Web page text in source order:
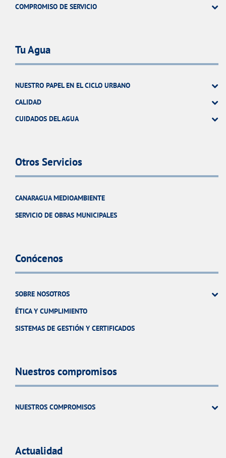
COMPROMISO DE SERVICIO
Tu Agua
NUESTRO PAPEL EN EL CICLO URBANO
CALIDAD
CUIDADOS DEL AGUA
Otros Servicios
CANARAGUA MEDIOAMBIENTE
SERVICIO DE OBRAS MUNICIPALES
Conócenos
SOBRE NOSOTROS
ÉTICA Y CUMPLIMIENTO
SISTEMAS DE GESTIÓN Y CERTIFICADOS
Nuestros compromisos
NUESTROS COMPROMISOS
Actualidad